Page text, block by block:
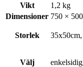
Vikt
1,2 kg
Dimensioner 750 ×
Storlek
Välj